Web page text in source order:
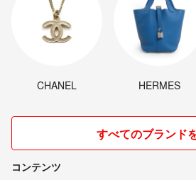
CHANEL HERMES
すべてのブランド
コンテンツ